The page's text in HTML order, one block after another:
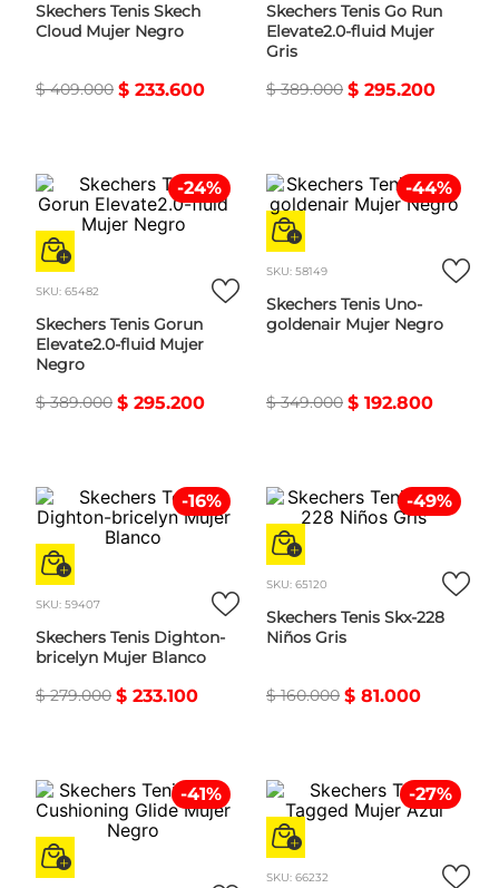
Skechers Tenis Skech
Cloud Mujer Negro
$ 409.000 $ 233.600
Skechers Tenis Go Run
Elevate2.0-fluid Mujer
Gris
$ 389.000 $ 295.200
-24%
SKU: 65482
Skechers Tenis Gorun
Elevate2.0-fluid Mujer
Negro
$ 389.000 $ 295.200
-44%
SKU: 58149
Skechers Tenis Uno-
goldenair Mujer Negro
$ 349.000 $ 192.800
-16%
SKU: 59407
Skechers Tenis Dighton-
bricelyn Mujer Blanco
$ 279.000 $ 233.100
-49%
SKU: 65120
Skechers Tenis Skx-228
Niños Gris
$ 160.000 $ 81.000
-41% -27%
SKU: 66232